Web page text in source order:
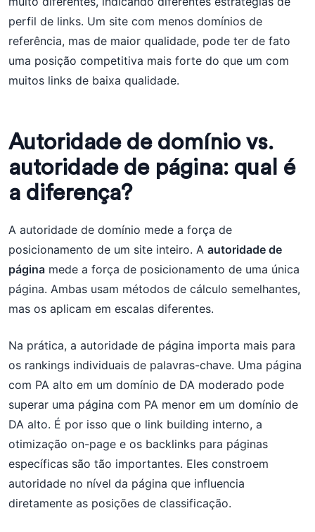
perfil de links. Um site com menos domínios de
referência, mas de maior qualidade, pode ter de fato
uma posição competitiva mais forte do que um com
muitos links de baixa qualidade.
Autoridade de domínio vs.
autoridade de página: qual é
a diferença?
A autoridade de domínio mede a força de
posicionamento de um site inteiro. A autoridade de
página mede a força de posicionamento de uma única
página. Ambas usam métodos de cálculo semelhantes,
mas os aplicam em escalas diferentes.
Na prática, a autoridade de página importa mais para
os rankings individuais de palavras-chave. Uma página
com PA alto em um domínio de DA moderado pode
superar uma página com PA menor em um domínio de
DA alto. É por isso que o link building interno, a
otimização on-page e os backlinks para páginas
específicas são tão importantes. Eles constroem
autoridade no nível da página que influencia
diretamente as posições de classificação.